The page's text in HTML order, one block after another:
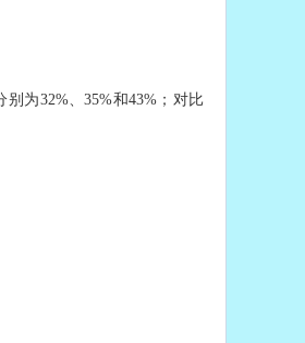
为32%、35%和43%；对比